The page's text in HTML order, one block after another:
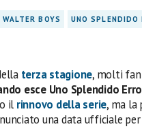
BOYS UNO SPLENDIDO
terza stagione, molti
esce Uno Splendido
il rinnovo della serie, ma
una data ufficiale per